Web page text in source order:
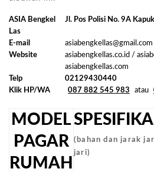
ASIA Bengkel
Las
Jl. Pos Polisi No. 9A
E-mail
asiabengkellas@gmail.com
Website
asiabengkellas.co.id /
asiabengkellas.com
Telp
02129430440
Klik HP/WA
087 882 545 983 atau
MODEL
PAGAR
RUMAH
(bahan dan jarak
jari)